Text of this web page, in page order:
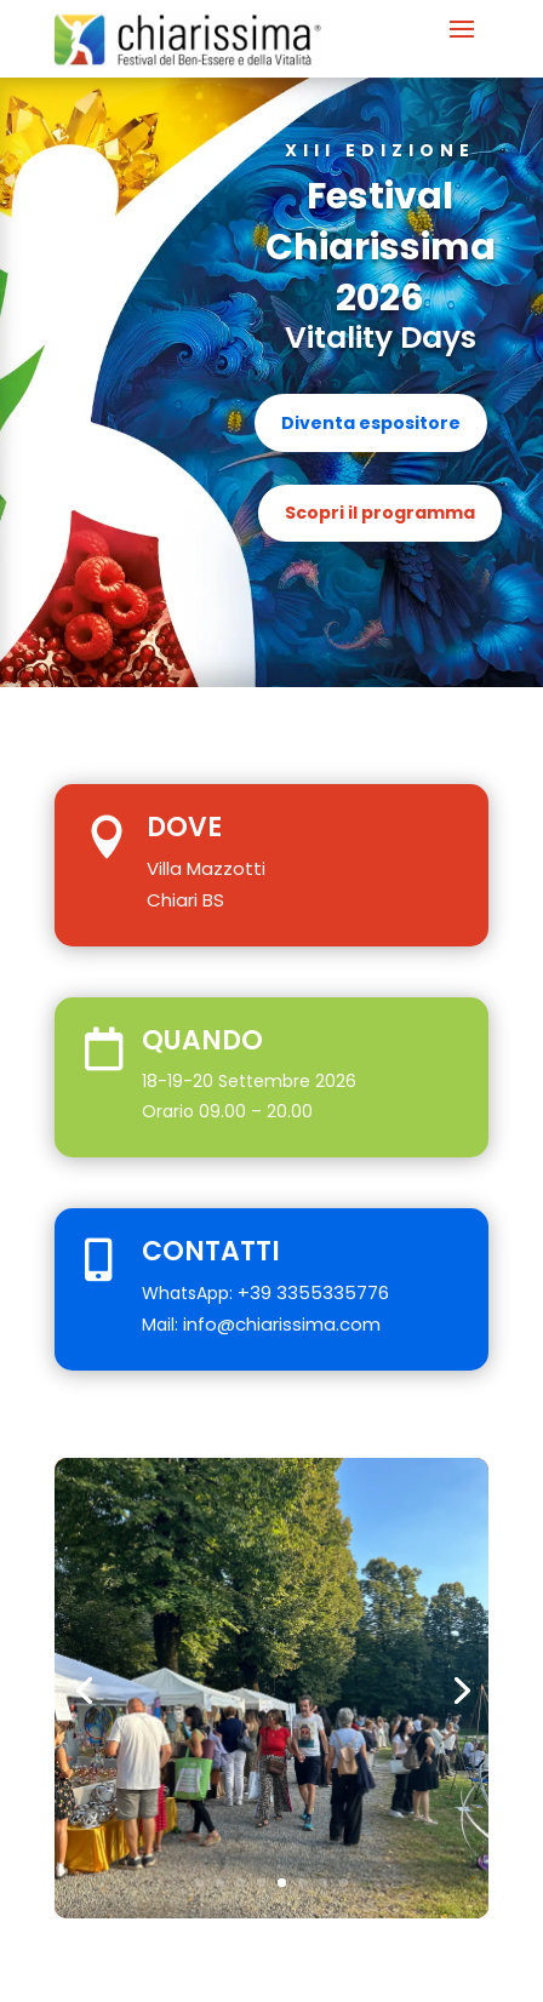
XIII EDIZIONE
Festival
Chiarissima
2026
Vitality Days
Diventa espositore
Scopri il programma
 DOVE
Villa Mazzotti
Chiari BS
 QUANDO
18-19-20 Settembre 2026
Orario 09.00 – 20.00
 CONTATTI
WhatsApp: +39 3355335776
Mail: info@chiarissima.com